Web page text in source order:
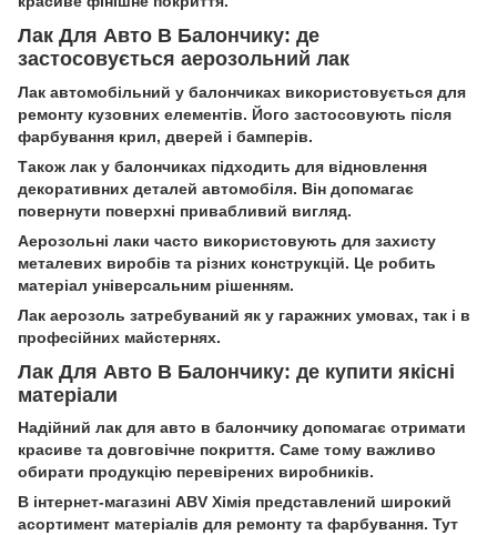
Лак Для Авто В Балончику: де
застосовується аерозольний лак
Лак автомобільний у балончиках використовується для
ремонту кузовних елементів. Його застосовують після
фарбування крил, дверей і бамперів.
Також лак у балончиках підходить для відновлення
декоративних деталей автомобіля. Він допомагає
повернути поверхні привабливий вигляд.
Аерозольні лаки часто використовують для захисту
металевих виробів та різних конструкцій. Це робить
матеріал універсальним рішенням.
Лак аерозоль затребуваний як у гаражних умовах, так і в
професійних майстернях.
Лак Для Авто В Балончику: де купити якісні
матеріали
Надійний лак для авто в балончику допомагає отримати
красиве та довговічне покриття. Саме тому важливо
обирати продукцію перевірених виробників.
В інтернет-магазині ABV Хімія представлений широкий
асортимент матеріалів для ремонту та фарбування. Тут